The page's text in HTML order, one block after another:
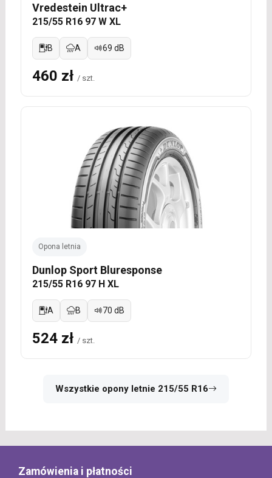
Vredestein Ultrac+
215/55 R16 97 W XL
B A 69 dB
460 zł / szt.
Opona letnia
Dunlop Sport Bluresponse
215/55 R16 97 H XL
A B 70 dB
524 zł / szt.
Wszystkie opony letnie 215/55 R16
Zamówienia i płatności